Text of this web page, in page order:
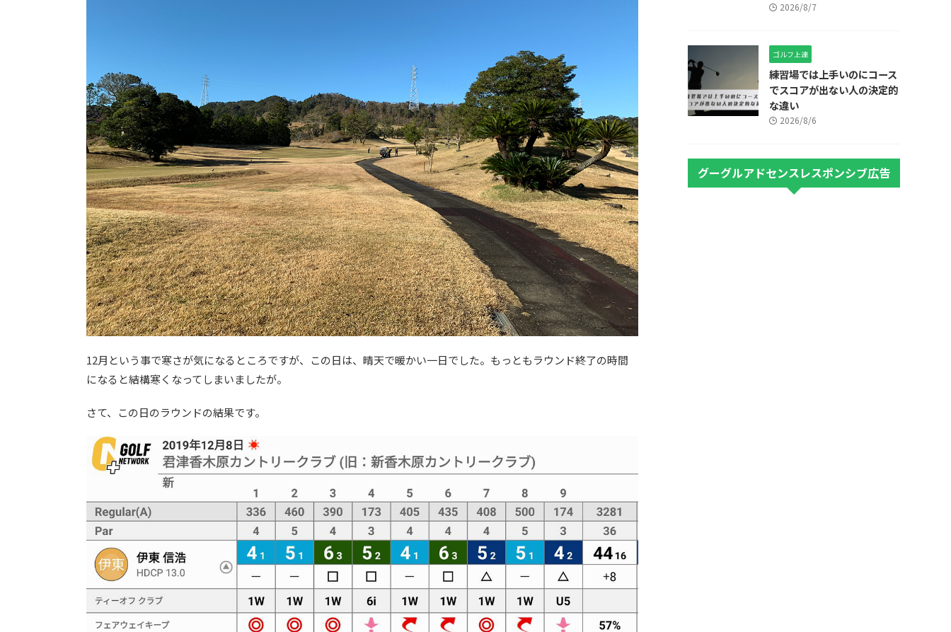
12月という事で寒さが気になるところですが、この日は、晴天で暖かい一日でした。もっともラウンド終了の時間
になると結構寒くなってしまいましたが。
さて、この日のラウンドの結果です。
2026/8/7
ゴルフ上達
練習場では上手いのにコース
でスコアが出ない人の決定的
な違い
2026/8/6
グーグルアドセンスレスポンシブ広告